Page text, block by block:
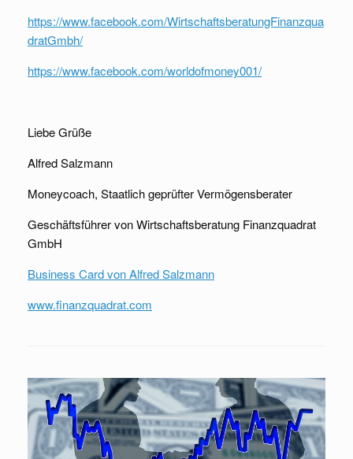
https://www.facebook.com/WirtschaftsberatungFinanzqua
dratGmbh/
https://www.facebook.com/worldofmoney001/
Liebe Grüße
Alfred Salzmann
Moneycoach, Staatlich geprüfter Vermögensberater
Geschäftsführer von Wirtschaftsberatung Finanzquadrat
GmbH
Business Card von Alfred Salzmann
www.finanzquadrat.com